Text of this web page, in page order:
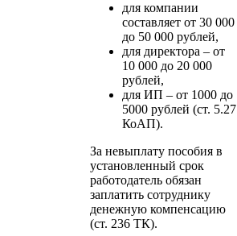
для компании
составляет от 30 000
до 50 000 рублей,
для директора – от
10 000 до 20 000
рублей,
для ИП – от 1000 до
5000 рублей (ст. 5.27
КоАП).
За невыплату пособия в
установленный срок
работодатель обязан
заплатить сотруднику
денежную компенсацию
(ст. 236 ТК).